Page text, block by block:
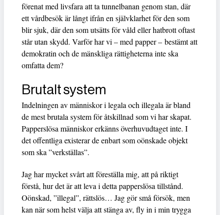
förenat med livsfara att ta tunnelbanan genom stan, där
ett vårdbesök är långt ifrån en självklarhet för den som
blir sjuk, där den som utsätts för våld eller hatbrott oftast
står utan skydd. Varför har vi – med papper – bestämt att
demokratin och de mänskliga rättigheterna inte ska
omfatta dem?
Brutalt system
Indelningen av människor i legala och illegala är bland
de mest brutala system för åtskillnad som vi har skapat.
Papperslösa människor erkänns överhuvudtaget inte. I
det offentliga existerar de enbart som oönskade objekt
som ska ”verkställas”.
Jag har mycket svårt att föreställa mig, att på riktigt
förstå, hur det är att leva i detta papperslösa tillstånd.
Oönskad, ”illegal”, rättslös… Jag gör små försök, men
kan när som helst välja att stänga av, fly in i min trygga